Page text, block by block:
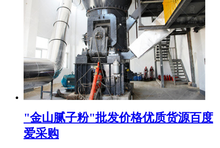
"金山腻子粉"批发价格优质货源百度
爱采购